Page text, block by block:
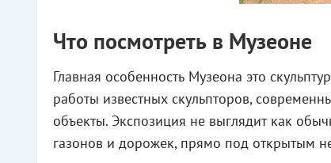
Что посмотреть в Музеоне
Главная особенность Музеона это
работы известных скульпторов,
объекты. Экспозиция не выглядит как
газонов и дорожек, прямо под открытым